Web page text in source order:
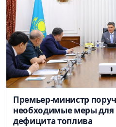
Премьер-министр
необходимые меры
дефицита топлива